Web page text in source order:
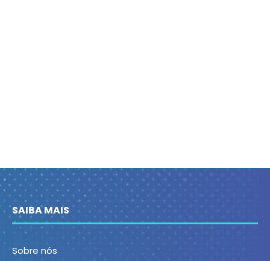
SAIBA MAIS
Sobre nós